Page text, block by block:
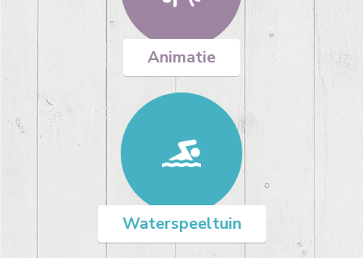
Animatie
Waterspeeltuin